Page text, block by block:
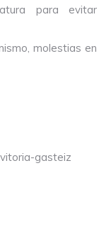
para evitar
molestias en